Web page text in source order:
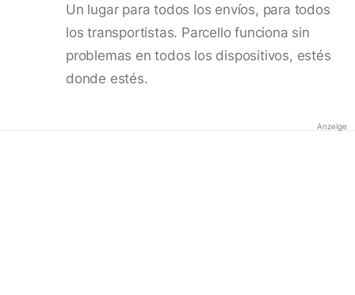
Un lugar para todos los envíos, para todos
los transportistas. Parcello funciona sin
problemas en todos los dispositivos, estés
donde estés.
Anzeige